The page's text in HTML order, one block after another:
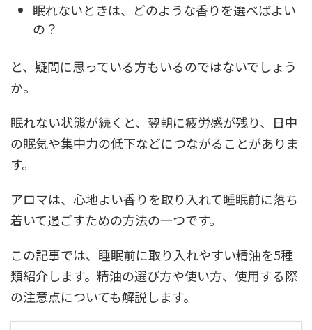
眠れないときは、どのような香りを選べばよい
の？
と、疑問に思っている方もいるのではないでしょう
か。
眠れない状態が続くと、翌朝に疲労感が残り、日中
の眠気や集中力の低下などにつながることがありま
す。
アロマは、心地よい香りを取り入れて睡眠前に落ち
着いて過ごすための方法の一つです。
この記事では、睡眠前に取り入れやすい精油を5種
類紹介します。精油の選び方や使い方、使用する際
の注意点についても解説します。